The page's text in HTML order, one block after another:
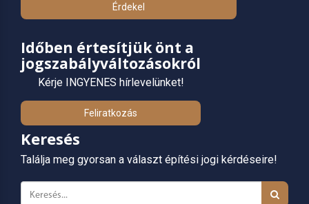
Érdekel
Időben értesítjük önt a
jogszabályváltozásokról
Kérje INGYENES hírlevelünket!
Feliratkozás
Keresés
Találja meg gyorsan a választ építési jogi kérdéseire!